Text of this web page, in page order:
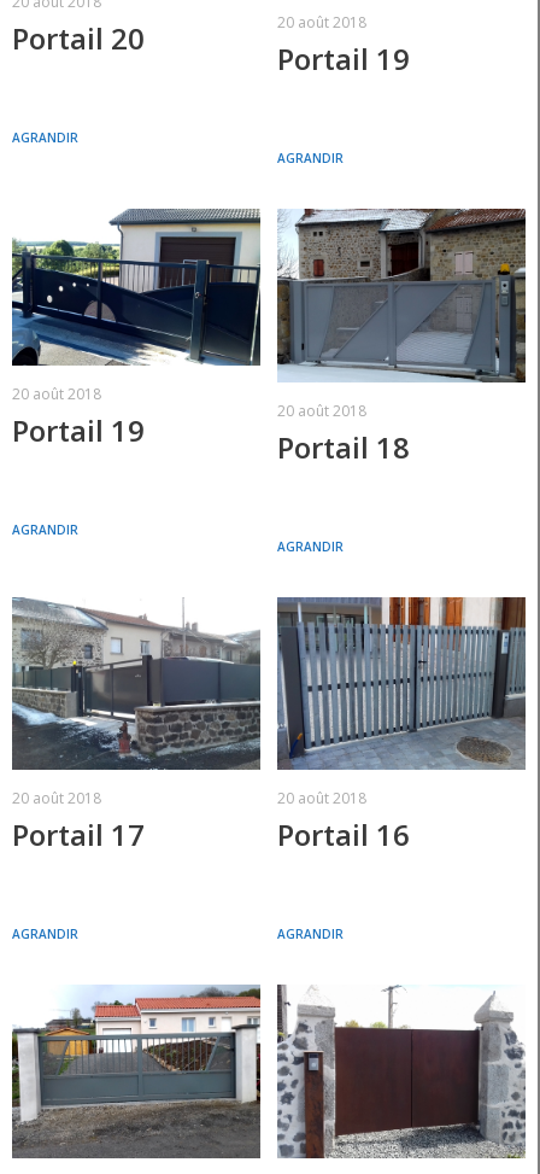
Portail 20
AGRANDIR
20 août 2018
Portail 19
AGRANDIR
20 août 2018
Portail 19
AGRANDIR
20 août 2018
Portail 18
AGRANDIR
20 août 2018
Portail 17
AGRANDIR
20 août 2018
Portail 16
AGRANDIR